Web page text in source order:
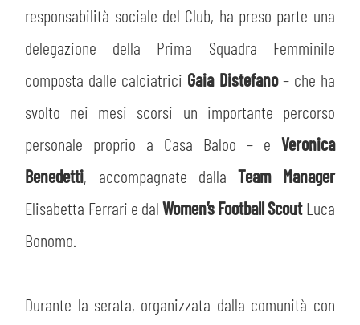
INFORMATIVA FINANZIARIA
PARTNER
responsabilità sociale del Club, ha preso parte una
delegazione della Prima Squadra Femminile
composta dalle calciatrici Gaia Distefano– che ha
svolto nei mesi scorsi un importante percorso
personale proprio a Casa Baloo – e Veronica
Benedetti, accompagnate dallaTeam Manager
Elisabetta Ferrari e dalWomen’s Football ScoutLuca
Bonomo.
Durante la serata, organizzata dalla comunità con